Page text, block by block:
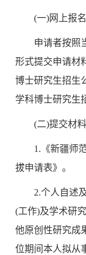
(一)网上报名
申请者按照
形式提交申请材
博士研究生招生
学科博士研究生
(二)提交材
1.《新疆师
拔申请表》。
2.个人自述
(工作)及学术研
他原创性研究成
位期间本人拟从